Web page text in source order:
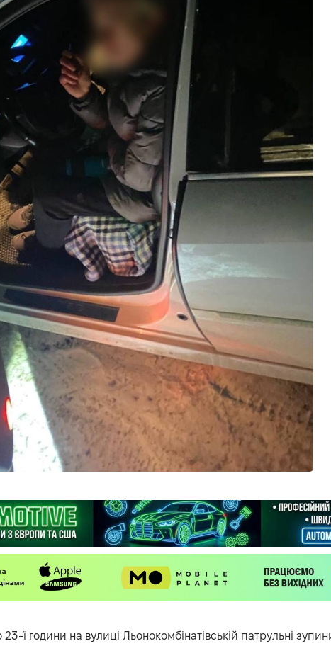
ї години на вулиці Льонокомбінатівській патрульні